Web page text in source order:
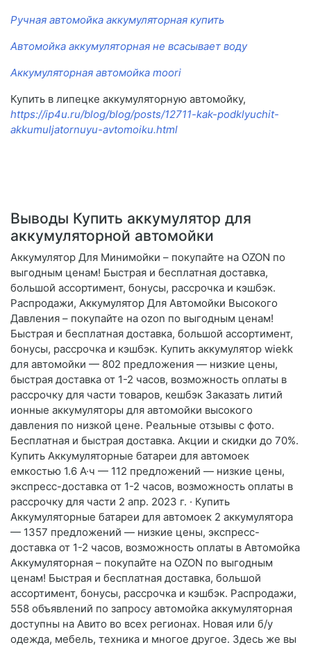
Ручная автомойка аккумуляторная купить
Автомойка аккумуляторная не всасывает воду
Аккумуляторная автомойка moori
Купить в липецке аккумуляторную автомойку,
https://ip4u.ru/blog/blog/posts/12711-kak-podklyuchit-
akkumuljatornuyu-avtomoiku.html
Выводы Купить аккумулятор для
аккумуляторной автомойки
Аккумулятор Для Минимойки – покупайте на OZON по
выгодным ценам! Быстрая и бесплатная доставка,
большой ассортимент, бонусы, рассрочка и кэшбэк.
Распродажи, Аккумулятор Для Автомойки Высокого
Давления – покупайте на ozon по выгодным ценам!
Быстрая и бесплатная доставка, большой ассортимент,
бонусы, рассрочка и кэшбэк. Купить аккумулятор wiekk
для автомойки — 802 предложения — низкие цены,
быстрая доставка от 1-2 часов, возможность оплаты в
рассрочку для части товаров, кешбэк Заказать литий
ионные аккумуляторы для автомойки высокого
давления по низкой цене. Реальные отзывы с фото.
Бесплатная и быстрая доставка. Акции и скидки до 70%.
Купить Аккумуляторные батареи для автомоек
емкостью 1.6 А·ч — 112 предложений — низкие цены,
экспресс-доставка от 1-2 часов, возможность оплаты в
рассрочку для части 2 апр. 2023 г. · Купить
Аккумуляторные батареи для автомоек 2 аккумулятора
— 1357 предложений — низкие цены, экспресс-
доставка от 1-2 часов, возможность оплаты в Автомойка
Аккумуляторная – покупайте на OZON по выгодным
ценам! Быстрая и бесплатная доставка, большой
ассортимент, бонусы, рассрочка и кэшбэк. Распродажи,
558 объявлений по запросу автомойка аккумуляторная
доступны на Авито во всех регионах. Новая или б/у
одежда, мебель, техника и многое другое. Здесь же вы